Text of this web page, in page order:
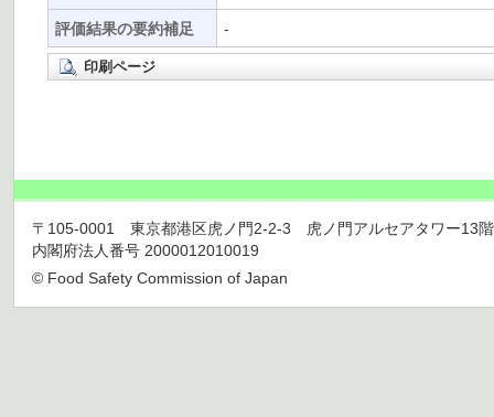
評価結果の要約補足 -
印刷ページ
〒105-0001 東京都港区虎ノ門2-2-3 虎ノ門アルセアタワー13
内閣府法人番号 2000012010019
© Food Safety Commission of Japan